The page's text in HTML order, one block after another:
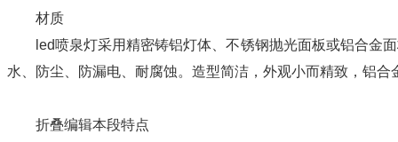
材质
led喷泉灯采用精密铸铝灯体、不锈钢抛光面板或铝合金面板
水、防尘、防漏电、耐腐蚀。造型简洁，外观小而精致，铝合
折叠编辑本段特点